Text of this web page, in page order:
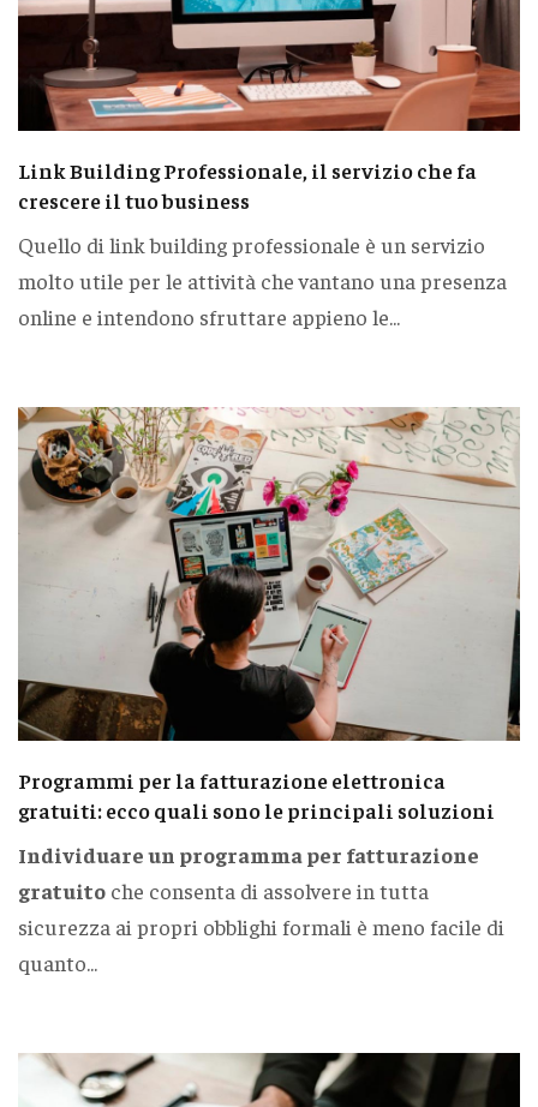
Link Building Professionale, il servizio che fa
crescere il tuo business
Quello di link building professionale è un servizio
molto utile per le attività che vantano una presenza
online e intendono sfruttare appieno le...
Programmi per la fatturazione elettronica
gratuiti: ecco quali sono le principali soluzioni
Individuare un programma per fatturazione
gratuito che consenta di assolvere in tutta
sicurezza ai propri obblighi formali è meno facile di
quanto...